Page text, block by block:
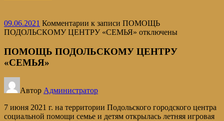
09.06.2021 Комментарии к записи ПОМОЩЬ
ПОДОЛЬСКОМУ ЦЕНТРУ «СЕМЬЯ» отключены
ПОМОЩЬ ПОДОЛЬСКОМУ ЦЕНТРУ
«СЕМЬЯ»
Автор Администратор
7 июня 2021 г. на территории Подольского городского центра
социальной помощи семье и детям открылась летняя игровая